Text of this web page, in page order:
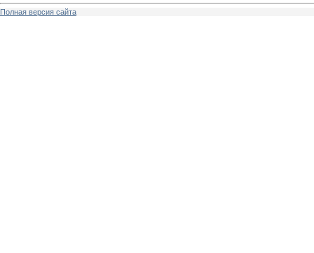
Полная версия сайта